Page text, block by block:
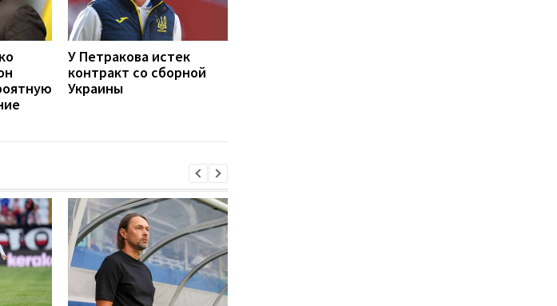
У Петракова истек
контракт со сборной
Украины